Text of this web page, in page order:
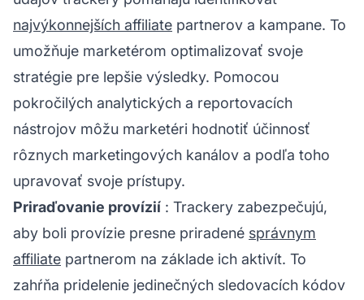
najvýkonnejších affiliate partnerov a kampane. To
umožňuje marketérom optimalizovať svoje
stratégie pre lepšie výsledky. Pomocou
pokročilých analytických a reportovacích
nástrojov môžu marketéri hodnotiť účinnosť
rôznych marketingových kanálov a podľa toho
upravovať svoje prístupy.
Priraďovanie provízií : Trackery zabezpečujú,
aby boli provízie presne priradené správnym
affiliate partnerom na základe ich aktivít. To
zahŕňa pridelenie jedinečných sledovacích kódov